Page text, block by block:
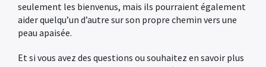
seulement les bienvenus, mais ils pourraient également
aider quelqu’un d’autre sur son propre chemin vers une
peau apaisée.
Et si vous avez des questions ou souhaitez en savoir plus